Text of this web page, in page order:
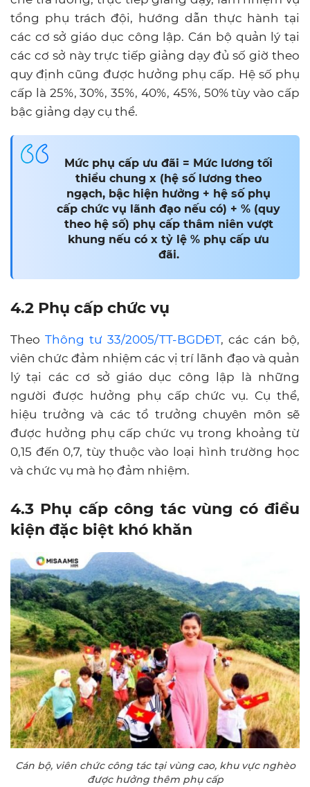
tổng phụ trách đội, hướng dẫn thực hành tại
các cơ sở giáo dục công lập. Cán bộ quản lý tại
các cơ sở này trực tiếp giảng dạy đủ số giờ theo
quy định cũng được hưởng phụ cấp. Hệ số phụ
cấp là 25%, 30%, 35%, 40%, 45%, 50% tùy vào cấp
bậc giảng dạy cụ thể.
Mức phụ cấp ưu đãi = Mức lương tối
thiểu chung x (hệ số lương theo
ngạch, bậc hiện hưởng + hệ số phụ
cấp chức vụ lãnh đạo nếu có) + % (quy
theo hệ số) phụ cấp thâm niên vượt
khung nếu có x tỷ lệ % phụ cấp ưu
đãi.
4.2 Phụ cấp chức vụ
Theo Thông tư 33/2005/TT-BGDĐT, các cán bộ,
viên chức đảm nhiệm các vị trí lãnh đạo và quản
lý tại các cơ sở giáo dục công lập là những
người được hưởng phụ cấp chức vụ. Cụ thể,
hiệu trưởng và các tổ trưởng chuyên môn sẽ
được hưởng phụ cấp chức vụ trong khoảng từ
0,15 đến 0,7, tùy thuộc vào loại hình trường học
và chức vụ mà họ đảm nhiệm.
4.3 Phụ cấp công tác vùng có điều
kiện đặc biệt khó khăn
Cán bộ, viên chức công tác tại vùng cao, khu vực nghèo
được hưởng thêm phụ cấp